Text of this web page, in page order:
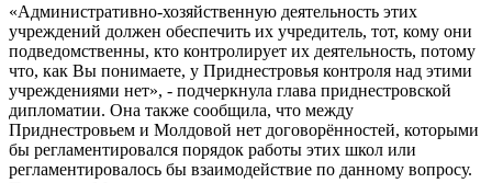
«Административно-хозяйственную деятельность этих
учреждений должен обеспечить их учредитель, тот, кому они
подведомственны, кто контролирует их деятельность, потому
что, как Вы понимаете, у Приднестровья контроля над этими
учреждениями нет», - подчеркнула глава приднестровской
дипломатии. Она также сообщила, что между
Приднестровьем и Молдовой нет договорённостей, которыми
бы регламентировался порядок работы этих школ или
регламентировалось бы взаимодействие по данному вопросу.